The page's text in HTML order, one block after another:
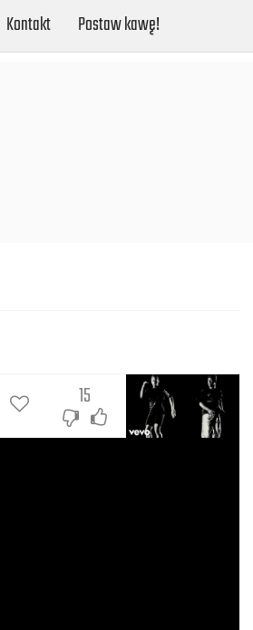
Kontakt Postaw kawę!
15